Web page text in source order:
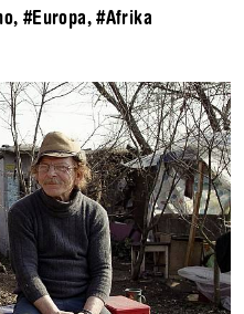
, #Europa,#Afrika